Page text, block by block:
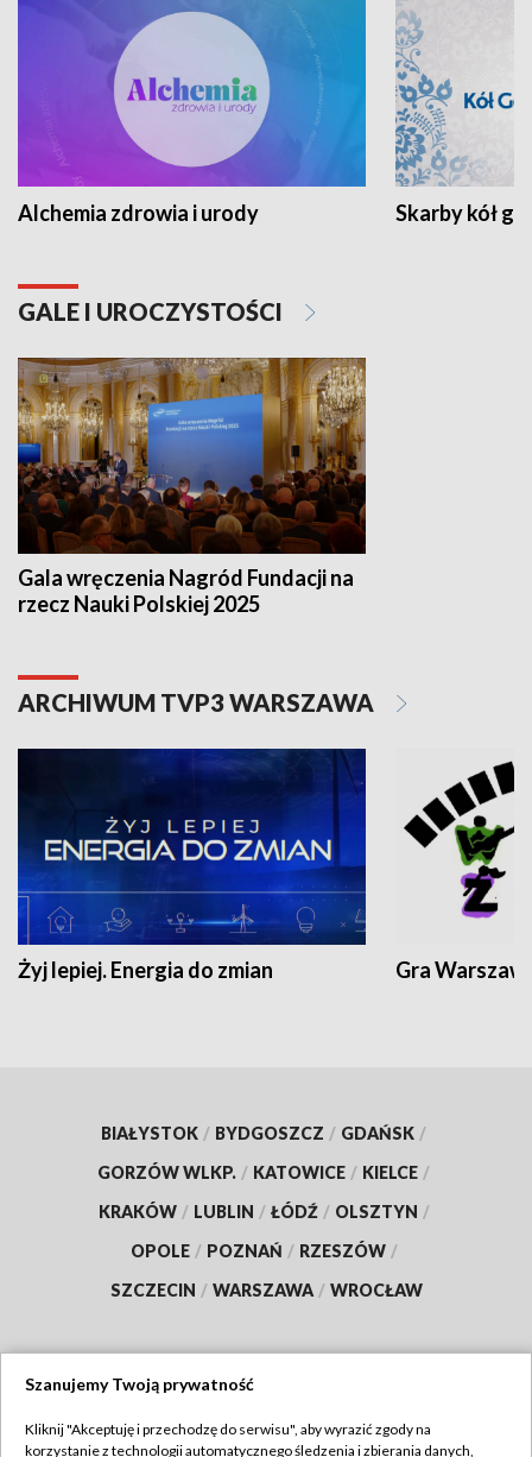
Alchemia zdrowia i urody Skarby kół
GALE I UROCZYSTOŚCI
Gala wręczenia Nagród Fundacji na
rzecz Nauki Polskiej 2025
ARCHIWUM TVP3 WARSZAWA
Żyj lepiej. Energia do zmian Gra
BIAŁYSTOK / BYDGOSZCZ / GDAŃSK /
GORZÓW WLKP. / KATOWICE / KIELCE /
KRAKÓW / LUBLIN / ŁÓDŹ / OLSZTYN /
OPOLE / POZNAŃ / RZESZÓW /
SZCZECIN / WARSZAWA / WROCŁAW
Szanujemy Twoją prywatność
Kliknij "Akceptuję i przechodzę do serwisu", aby wyrazić zgody na
korzystanie z technologii automatycznego śledzenia i zbierania danych,